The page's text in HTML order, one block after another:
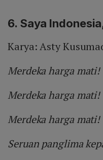
6. Saya
Karya: Asty
Merdeka harga mati!
Merdeka harga mati!
Merdeka harga mati!
Seruan panglima